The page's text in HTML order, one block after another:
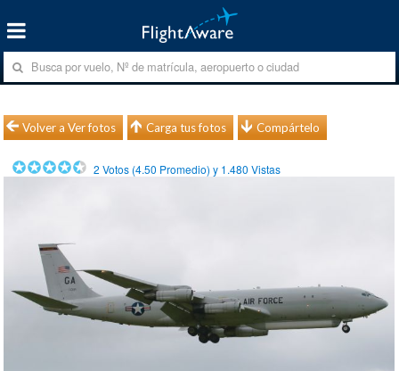
Volver a Ver fotos Carga tus fotos Compártelo
2 Votos (4.50 Promedio) y 1.480 Vistas